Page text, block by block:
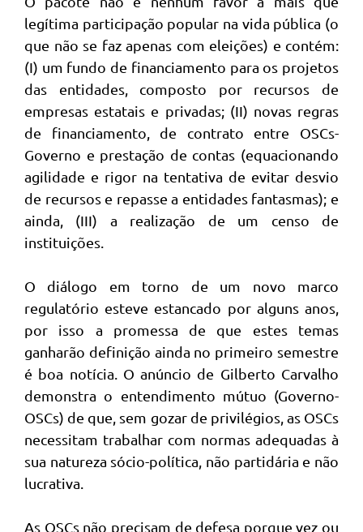
legítima participação popular na vida pública (o
que não se faz apenas com eleições) e contém:
(I) um fundo de financiamento para os projetos
das entidades, composto por recursos de
empresas estatais e privadas; (II) novas regras
de financiamento, de contrato entre OSCs-
Governo e prestação de contas (equacionando
agilidade e rigor na tentativa de evitar desvio
de recursos e repasse a entidades fantasmas); e
ainda, (III) a realização de um censo de
instituições.
O diálogo em torno de um novo marco
regulatório esteve estancado por alguns anos,
por isso a promessa de que estes temas
ganharão definição ainda no primeiro semestre
é boa notícia. O anúncio de Gilberto Carvalho
demonstra o entendimento mútuo (Governo-
OSCs) de que, sem gozar de privilégios, as OSCs
necessitam trabalhar com normas adequadas à
sua natureza sócio-política, não partidária e não
lucrativa.
As OSCs não precisam de defesa porque vez ou